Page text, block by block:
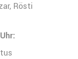
Rösti